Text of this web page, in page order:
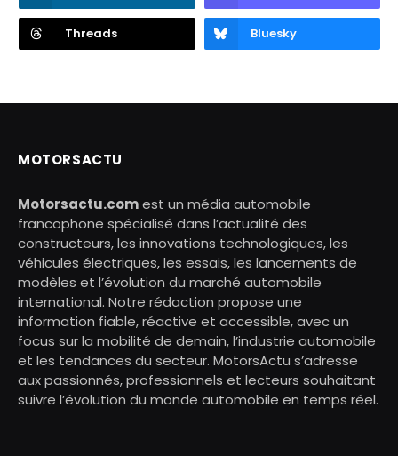
Threads Bluesky
MOTORSACTU
Motorsactu.comest un média automobile
francophone spécialisé dans l’actualité des
constructeurs, les innovations technologiques, les
véhicules électriques, les essais, les lancements de
modèles et l’évolution du marché automobile
international. Notre rédaction propose une
information fiable, réactive et accessible, avec un
focus sur la mobilité de demain, l’industrie automobile
et les tendances du secteur. MotorsActu s’adresse
aux passionnés, professionnels et lecteurs souhaitant
suivre l’évolution du monde automobile en temps réel.